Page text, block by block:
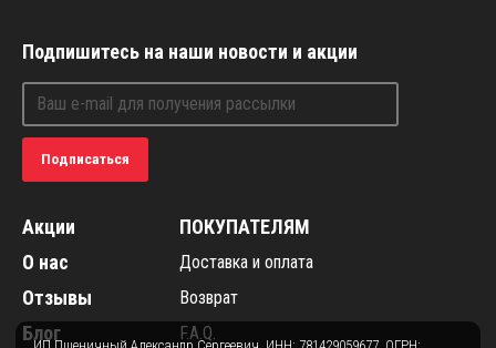
Подпишитесь на наши новости и акции
Подписаться
Акции
О нас
Отзывы
Блог
ПОКУПАТЕЛЯМ
Доставка и оплата
Возврат
F.A.Q.